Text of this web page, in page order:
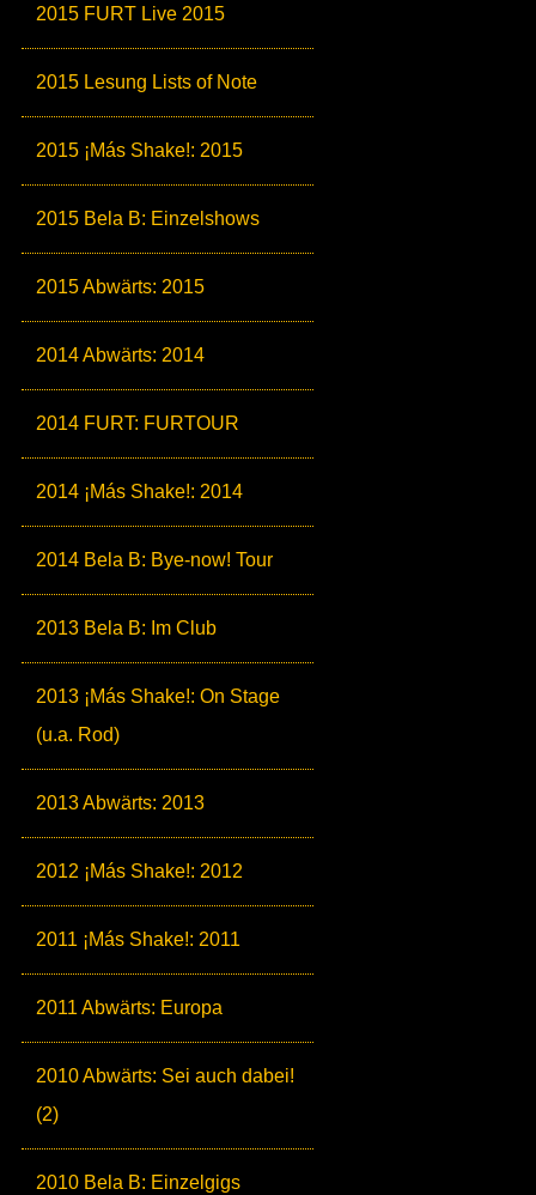
2015 FURT Live 2015
2015 Lesung Lists of Note
2015 ¡Más Shake!: 2015
2015 Bela B: Einzelshows
2015 Abwärts: 2015
2014 Abwärts: 2014
2014 FURT: FURTOUR
2014 ¡Más Shake!: 2014
2014 Bela B: Bye-now! Tour
2013 Bela B: Im Club
2013 ¡Más Shake!: On Stage
(u.a. Rod)
2013 Abwärts: 2013
2012 ¡Más Shake!: 2012
2011 ¡Más Shake!: 2011
2011 Abwärts: Europa
2010 Abwärts: Sei auch dabei!
(2)
2010 Bela B: Einzelgigs